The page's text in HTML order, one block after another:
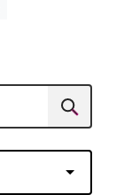
Suchen